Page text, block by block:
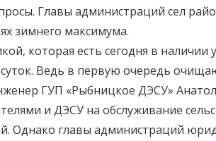
Главы администраций сел
зимнего максимума.
которая есть сегодня в наличии у
Ведь в первую очередь
ГУП «Рыбницкое ДЭСУ»
и ДЭСУ на обслуживание
Однако главы администраций